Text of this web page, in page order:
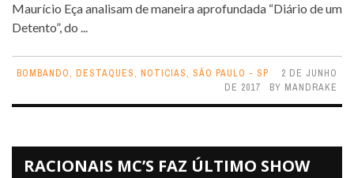
Maurício Eça analisam de maneira aprofundada “Diário de um
Detento”, do ...
BOMBANDO, DESTAQUES, NOTICIAS, SÃO PAULO - SP
2 DE JUNHO
DE 2017
BY MANDRAKE
RACIONAIS MC’S FAZ ÚLTIMO SHOW